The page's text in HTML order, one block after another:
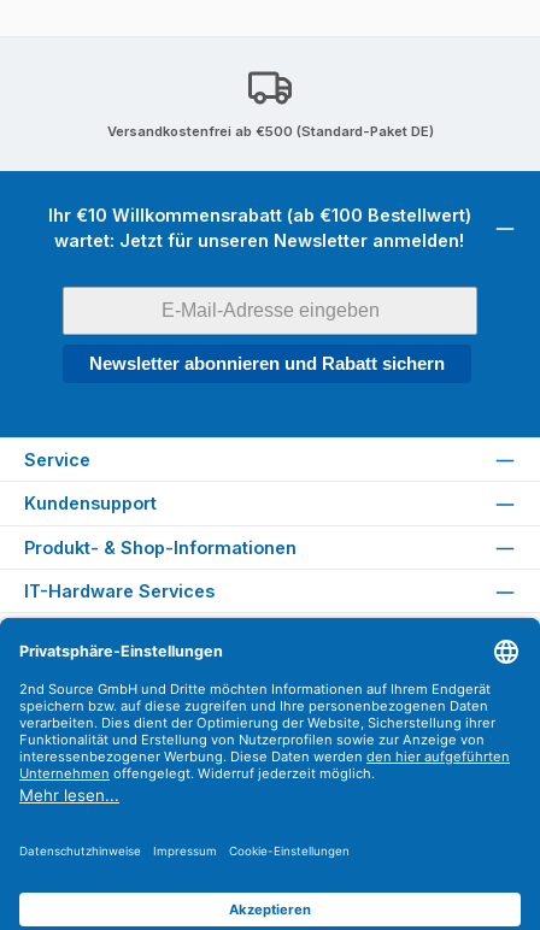
Versandkostenfrei ab €500 (Standard-Paket DE)
Ihr €10 Willkommensrabatt (ab €100 Bestellwert)
wartet: Jetzt für unseren Newsletter anmelden!
Newsletter abonnieren und Rabatt sichern
Service
Kundensupport
Produkt- & Shop-Informationen
IT-Hardware Services
Versandarten
Zahlungsarten
Sicher Einkaufen
Find us on